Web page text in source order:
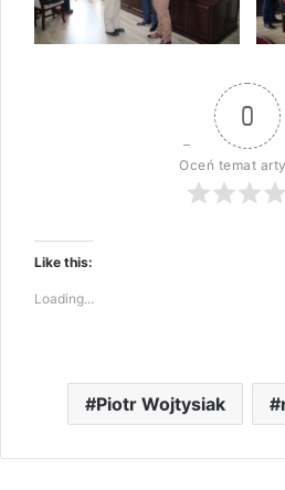
0
Oceń temat
Like this:
Loading...
Piotr Wojtysiak